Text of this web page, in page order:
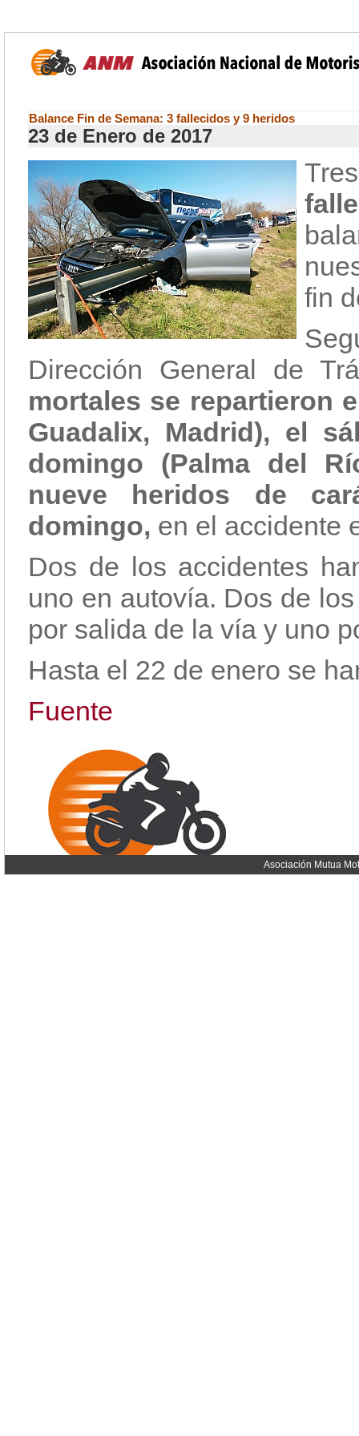
Balance Fin de Semana: 3 fallecidos y 9 heridos
23 de Enero de 2017
fin
Dirección General de
mortales se repartieron
Guadalix, Madrid), el
domingo (Palma del
nueve heridos de
domingo, en el accidente
Dos de los accidentes
uno en autovía. Dos de
por salida de la vía y uno
Hasta el 22 de enero se
Fuente
Asociación Mutua